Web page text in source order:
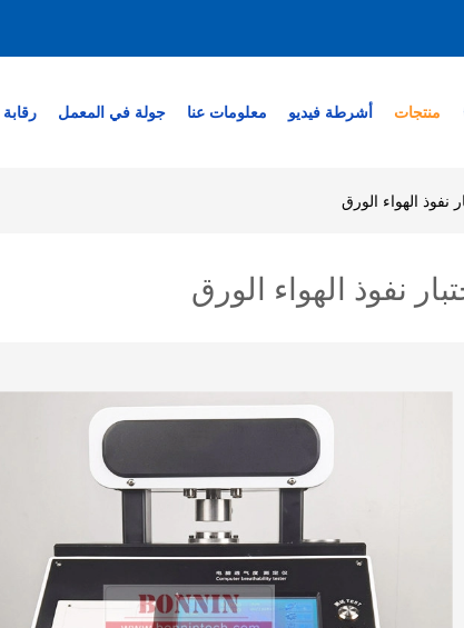
منتجات أشرطة فيديو معلومات عنا جولة في المعمل